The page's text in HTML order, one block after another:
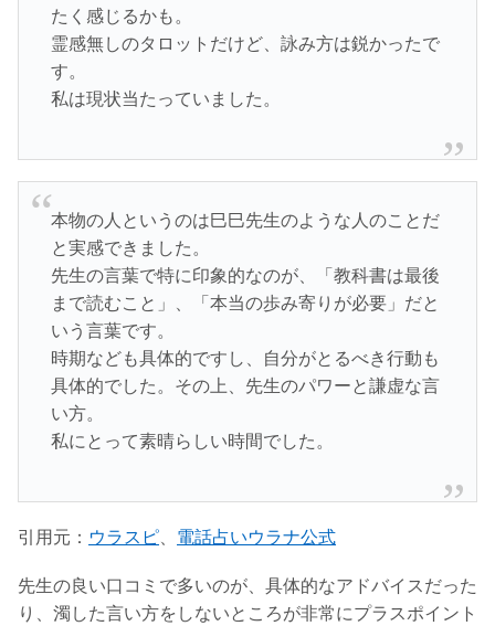
たく感じるかも。
霊感無しのタロットだけど、詠み方は鋭かったで
す。
私は現状当たっていました。
本物の人というのは巳巳先生のような人のことだ
と実感できました。
先生の言葉で特に印象的なのが、「教科書は最後
まで読むこと」、「本当の歩み寄りが必要」だと
いう言葉です。
時期なども具体的ですし、自分がとるべき行動も
具体的でした。その上、先生のパワーと謙虚な言
い方。
私にとって素晴らしい時間でした。
引用元： ウラスピ 電話占いウラナ公式
先生の良い口コミで多いのが、具体的なアドバイスだった
り、濁した言い方をしないところが非常にプラスポイント